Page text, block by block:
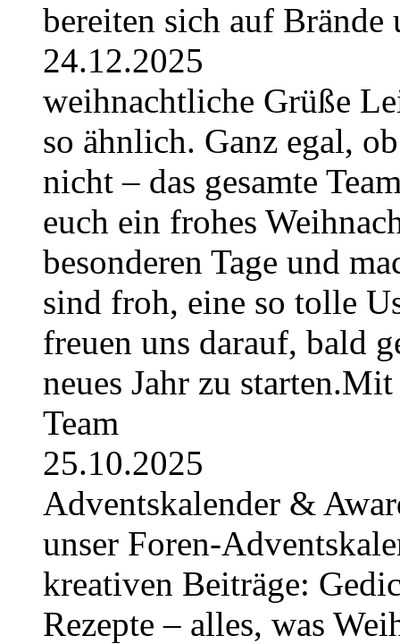
bereiten sich auf
24.12.2025
weihnachtliche Grüße
so ähnlich. Ganz egal,
nicht – das gesamte
euch ein frohes
besonderen Tage und
sind froh, eine so tolle
freuen uns darauf, bald
neues Jahr zu
Team
25.10.2025
Adventskalender &
unser Foren-
kreativen Beiträge:
Rezepte – alles, was